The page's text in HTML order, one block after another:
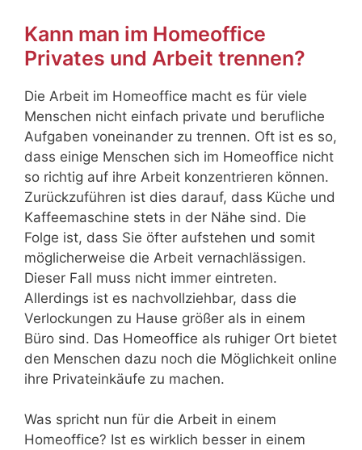
Kann man im Homeoffice
Privates und Arbeit trennen?
Die Arbeit im Homeoffice macht es für viele
Menschen nicht einfach private und berufliche
Aufgaben voneinander zu trennen. Oft ist es so,
dass einige Menschen sich im Homeoffice nicht
so richtig auf ihre Arbeit konzentrieren können.
Zurückzuführen ist dies darauf, dass Küche und
Kaffeemaschine stets in der Nähe sind. Die
Folge ist, dass Sie öfter aufstehen und somit
möglicherweise die Arbeit vernachlässigen.
Dieser Fall muss nicht immer eintreten.
Allerdings ist es nachvollziehbar, dass die
Verlockungen zu Hause größer als in einem
Büro sind. Das Homeoffice als ruhiger Ort bietet
den Menschen dazu noch die Möglichkeit online
ihre Privateinkäufe zu machen.
Was spricht nun für die Arbeit in einem
Homeoffice? Ist es wirklich besser in einem